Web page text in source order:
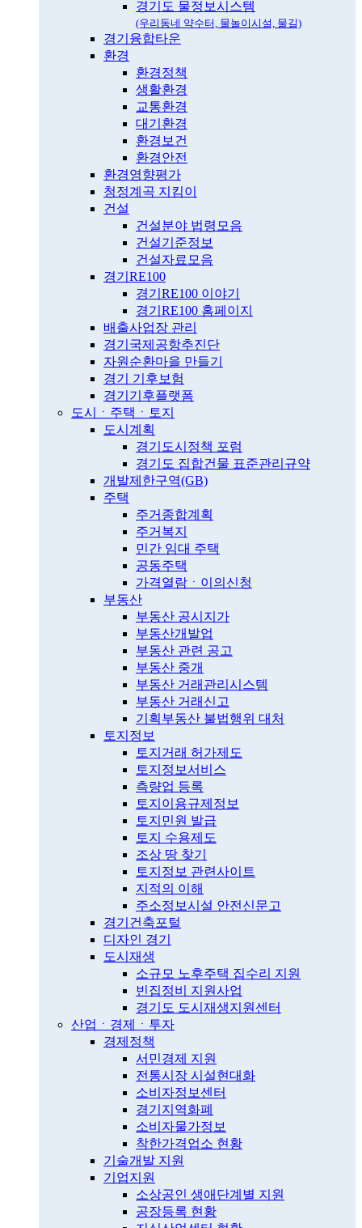
경기도 물정보시스템
(우리동네 약수터, 물놀이시설, 물길)
경기융합타운
환경
환경정책
생활환경
교통환경
대기환경
환경보건
환경안전
환경영향평가
청정계곡 지킴이
건설
건설분야 법령모음
건설기준정보
건설자료모음
경기RE100
경기RE100 이야기
경기RE100 홈페이지
배출사업장 관리
경기국제공항추진단
자원순환마을 만들기
경기 기후보험
경기기후플랫폼
도시ㆍ주택ㆍ토지
도시계획
경기도시정책 포럼
경기도 집합건물 표준관리규약
개발제한구역(GB)
주택
주거종합계획
주거복지
민간 임대 주택
공동주택
가격열람ㆍ이의신청
부동산
부동산 공시지가
부동산개발업
부동산 관련 공고
부동산 중개
부동산 거래관리시스템
부동산 거래신고
기획부동산 불법행위 대처
토지정보
토지거래 허가제도
토지정보서비스
측량업 등록
토지이용규제정보
토지민원 발급
토지 수용제도
조상 땅 찾기
토지정보 관련사이트
지적의 이해
주소정보시설 안전신문고
경기건축포털
디자인 경기
도시재생
소규모 노후주택 집수리 지원
빈집정비 지원사업
경기도 도시재생지원센터
산업ㆍ경제ㆍ투자
경제정책
서민경제 지원
전통시장 시설현대화
소비자정보센터
경기지역화폐
소비자물가정보
착한가격업소 현황
기술개발 지원
기업지원
소상공인 생애단계별 지원
공장등록 현황